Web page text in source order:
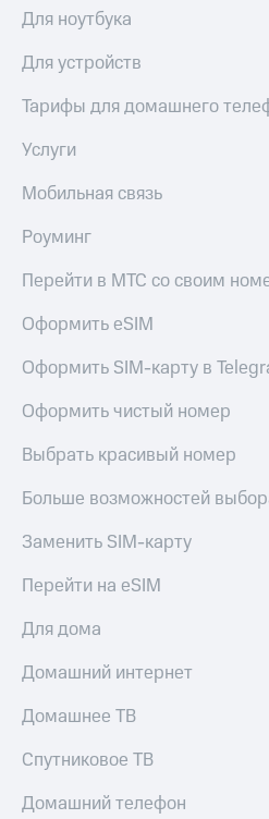
Для ноутбука
Для устройств
Тарифы для домашнего
Услуги
Мобильная связь
Роуминг
Перейти в МТС со своим
Оформить eSIM
Оформить SIM-карту в
Оформить чистый номер
Выбрать красивый номер
Больше возможностей
Заменить SIM-карту
Перейти на eSIM
Для дома
Домашний интернет
Домашнее ТВ
Спутниковое ТВ
Домашний телефон